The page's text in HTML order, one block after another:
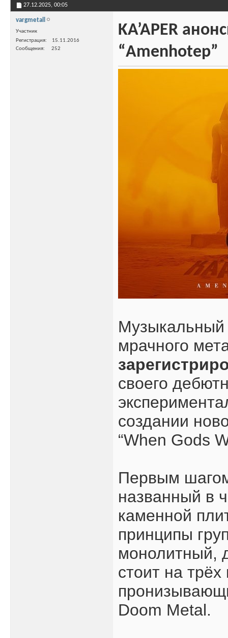
27.12.2025, 00:05
vargmetall
Участник
Регистрация
15.11.2016
Сообщения
252
KA’APER
“Amenhotep”
Музыкальный
мрачного
своего
создании
“When Gods
Первым шагом
названный в
каменной
принципы
монолитный,
стоит на
Doom Metal.